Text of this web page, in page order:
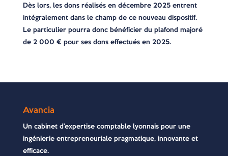
Dès lors, les dons réalisés en décembre 2025 entrent
intégralement dans le champ de ce nouveau dispositif.
Le particulier pourra donc bénéficier du plafond majoré
de 2 000 € pour ses dons effectués en 2025.
Avancia
Un cabinet d’expertise comptable lyonnais pour une
ingénierie entrepreneuriale pragmatique, innovante et
efficace.